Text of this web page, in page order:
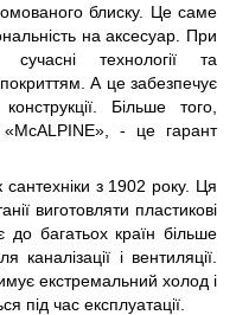
блиску. Це саме
на аксесуар. При
сучасні технології та
А це забезпечує
Більше того,
«McALPINE», - це гарант
з 1902 року. Ця
виготовляти пластикові
багатьох країн більше
і вентиляції.
екстремальний холод і
під час експлуатації.